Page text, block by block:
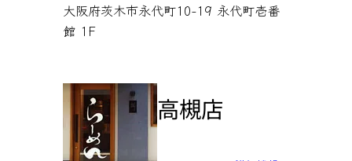
大阪府茨木市永代町10-19 永代町壱番
館 1F
高槻店